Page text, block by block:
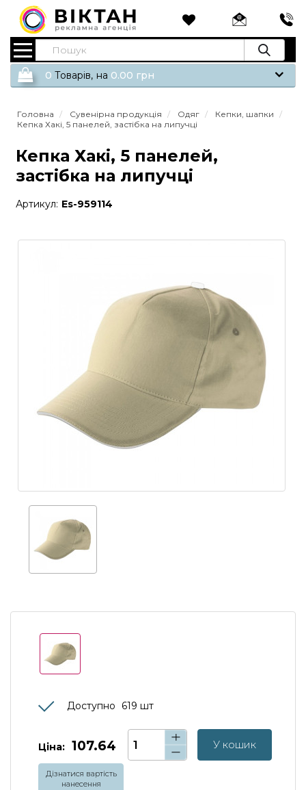
0 Tоварів, на 0.00 грн
Головна Сувенірна продукція Одяг
Кепки, шапки
Кепка Хакі, 5 панелей, застібка на липучці
Кепка Хакі, 5 панелей,
застібка на липучці
Артикул: Es-959114
Доступно 619 шт
Ціна: 107.64 У кошик
Дізнатися вартість
нанесення